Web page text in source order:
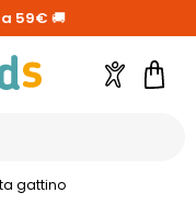
59€ 🚚
Account
gattino